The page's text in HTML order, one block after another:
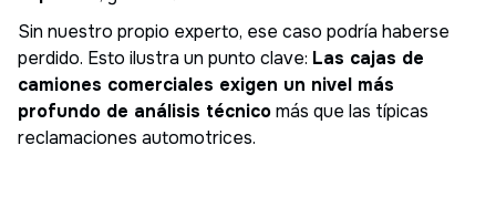
Sin nuestro propio experto, ese caso podría haberse
perdido. Esto ilustra un punto clave: Las cajas de
camiones comerciales exigen un nivel más
profundo de análisis técnicomás que las típicas
reclamaciones automotrices.